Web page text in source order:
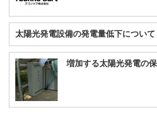
太陽光発電設備の発電量低下について
増加する太陽光発電の